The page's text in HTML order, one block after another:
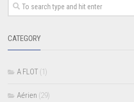
CATEGORY
A FLOT (1)
Aérien (29)